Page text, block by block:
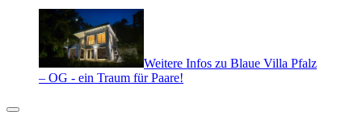
Weitere Infos zu Blaue Villa Pfalz
– OG - ein Traum für Paare!